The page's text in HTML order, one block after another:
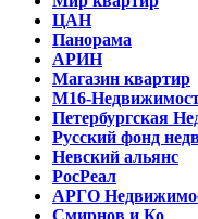
ЦАН
Панорама
АРИН
Магазин квартир
М16-
Петербургская
Русский фонд
Невский альянс
РосРеал
АРГО
Смирнов и Ко